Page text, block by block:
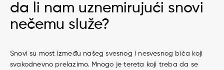
da li nam uznemirujući snovi
nečemu služe?
Snovi su most između našeg svesnog i nesvesnog bića koji
svakodnevno prelazimo. Mnogo je tereta koji treba da se